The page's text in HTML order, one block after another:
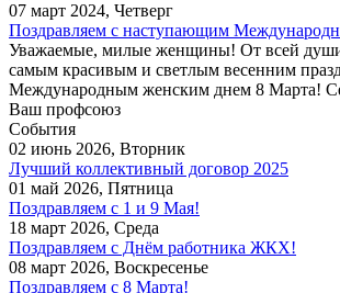
07 март 2024, Четверг
Поздравляем с наступающим
Уважаемые, милые женщины! От всей
самым красивым и светлым весенним
Международным женским днем 8 Марта!
Ваш профсоюз
События
02 июнь 2026, Вторник
Лучший коллективный договор 2025
01 май 2026, Пятница
Поздравляем c 1 и 9 Мая!
18 март 2026, Среда
Поздравляем с Днём работника ЖКХ!
08 март 2026, Воскресенье
Поздравляем с 8 Марта!